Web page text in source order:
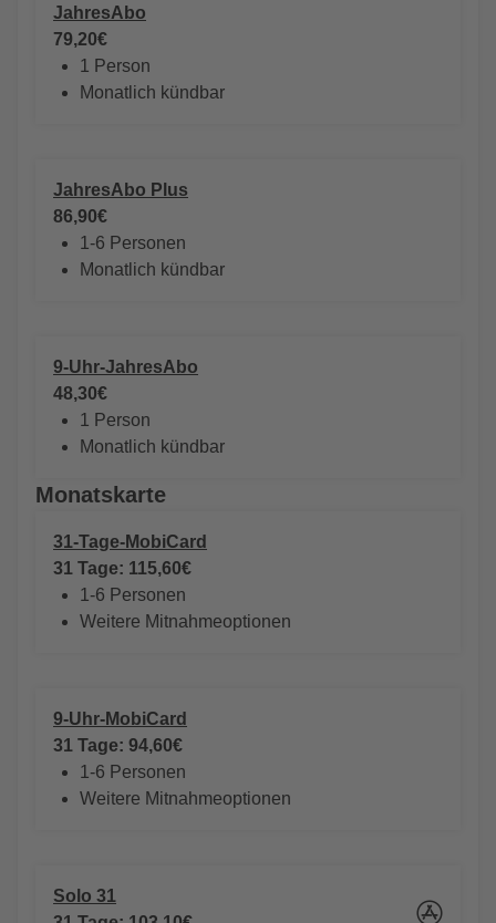
JahresAbo
79,20€
1 Person
Monatlich kündbar
JahresAbo Plus
86,90€
1-6 Personen
Monatlich kündbar
9-Uhr-JahresAbo
48,30€
1 Person
Monatlich kündbar
Monatskarte
31-Tage-MobiCard
31 Tage: 115,60€
1-6 Personen
Weitere Mitnahmeoptionen
9-Uhr-MobiCard
31 Tage: 94,60€
1-6 Personen
Weitere Mitnahmeoptionen
Solo 31